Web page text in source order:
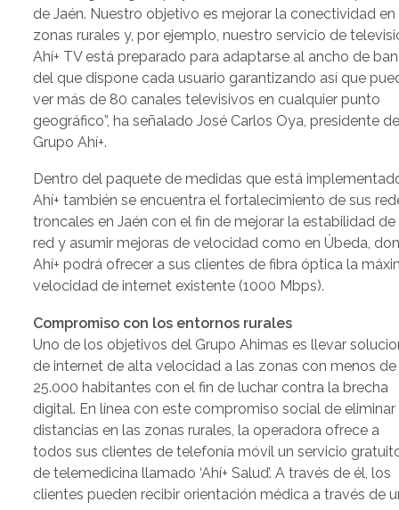
de Jaén. Nuestro objetivo es mejorar la conectividad en
zonas rurales y, por ejemplo, nuestro servicio de
Ahí+ TV está preparado para adaptarse al ancho de
del que dispone cada usuario garantizando así que
ver más de 80 canales televisivos en cualquier punto
geográfico”, ha señalado José Carlos Oya, presidente
Grupo Ahí+.
Dentro del paquete de medidas que está
Ahí+ también se encuentra el fortalecimiento de sus
troncales en Jaén con el fin de mejorar la estabilidad de
red y asumir mejoras de velocidad como en Úbeda,
Ahí+ podrá ofrecer a sus clientes de fibra óptica la
velocidad de internet existente (1000 Mbps).
Compromiso con los entornos rurales
Uno de los objetivos del Grupo Ahimas es llevar
de internet de alta velocidad a las zonas con menos de
25.000 habitantes con el fin de luchar contra la brecha
digital. En línea con este compromiso social de eliminar
distancias en las zonas rurales, la operadora ofrece a
todos sus clientes de telefonía móvil un servicio
de telemedicina llamado ‘Ahí+ Salud’. A través de él, los
clientes pueden recibir orientación médica a través de